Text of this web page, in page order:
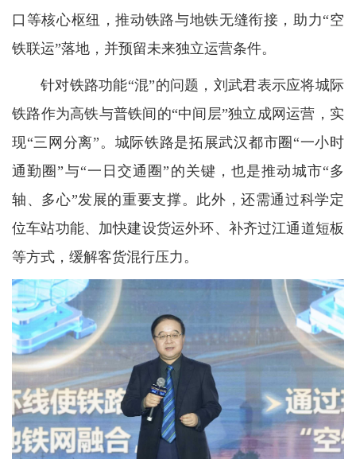
口等核心枢纽，推动铁路与地铁无缝衔接，助力“空
铁联运”落地，并预留未来独立运营条件。
针对铁路功能“混”的问题，刘武君表示应将城际
铁路作为高铁与普铁间的“中间层”独立成网运营，实
现“三网分离”。城际铁路是拓展武汉都市圈“一小时
通勤圈”与“一日交通圈”的关键，也是推动城市“多
轴、多心”发展的重要支撑。此外，还需通过科学定
位车站功能、加快建设货运外环、补齐过江通道短板
等方式，缓解客货混行压力。